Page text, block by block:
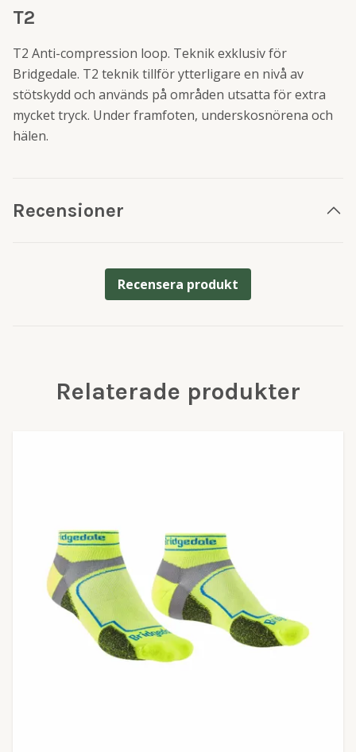
T2
T2 Anti-compression loop. Teknik exklusiv för
Bridgedale. T2 teknik tillför ytterligare en nivå av
stötskydd och används på områden utsatta för extra
mycket tryck. Under framfoten, underskosnörena och
hälen.
Recensioner
Recensera produkt
Relaterade produkter